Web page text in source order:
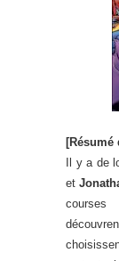
[Résumé
Il y a de
et